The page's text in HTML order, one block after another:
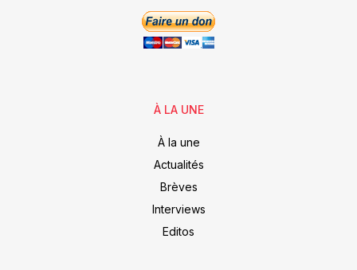
À LA UNE
À la une
Actualités
Brèves
Interviews
Editos